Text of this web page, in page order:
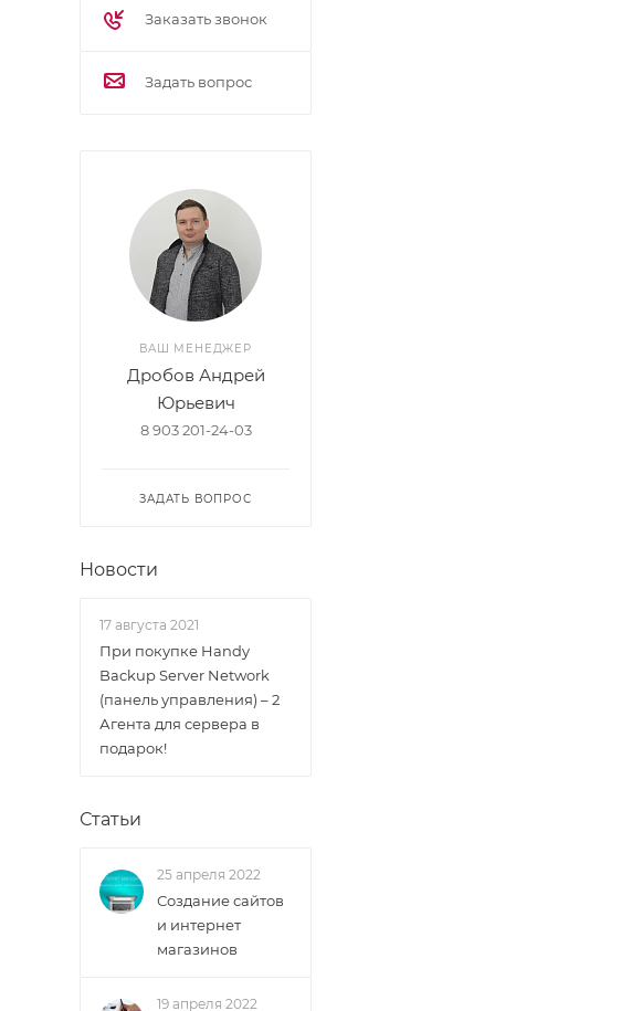
Заказать звонок
Задать вопрос
ВАШ МЕНЕДЖЕР
Дробов Андрей
Юрьевич
8 903 201-24-03
ЗАДАТЬ ВОПРОС
Новости
17 августа 2021
При покупке Handy
Backup Server Network
(панель управления) – 2
Агента для сервера в
подарок!
Статьи
25 апреля 2022
Создание сайтов
и интернет
магазинов
19 апреля 2022